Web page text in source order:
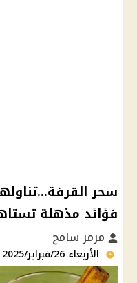
سحر
فؤائد مذهلة
مرمر سامح
الأربعاء 26/فبراير/2025 - 01:37 م